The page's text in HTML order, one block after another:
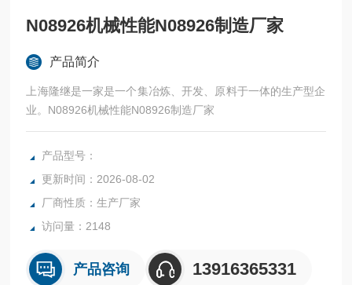
N08926机械性能N08926制造厂家
产品简介
上海隆继是一家是一个集冶炼、开发、原料于一体的生产型企
业。N08926机械性能N08926制造厂家
产品型号：
更新时间：2026-08-02
厂商性质：生产厂家
访问量：2148
产品咨询 13916365331